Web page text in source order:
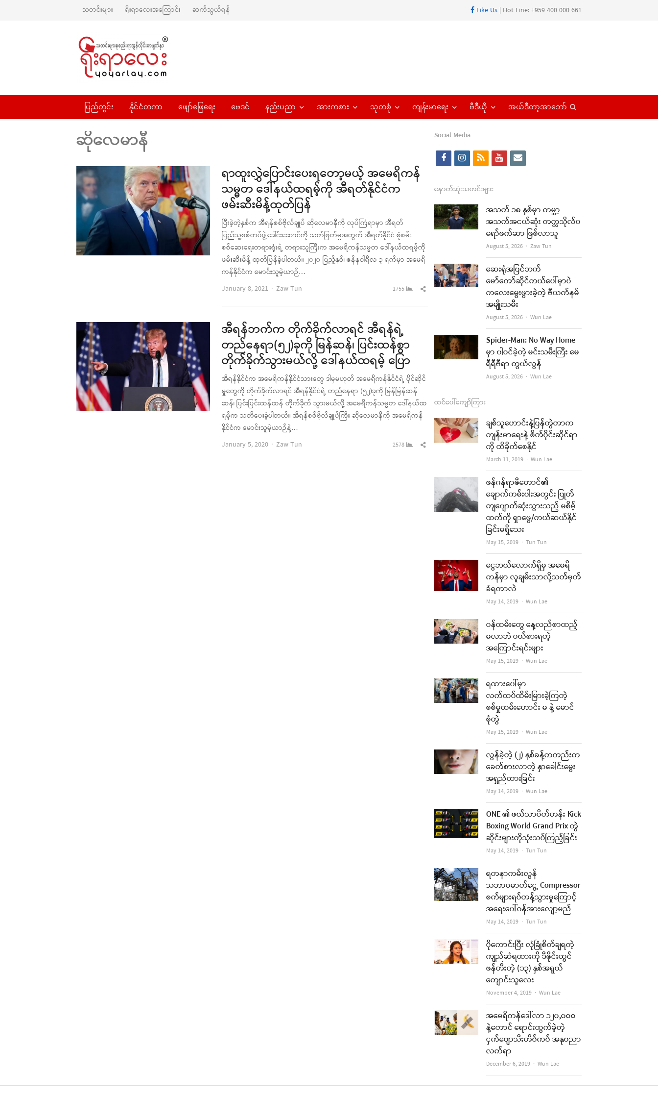
သတင်းများ ရိုးရာလေးအကြောင်း ဆက်သွယ်ရန် Like Us | Hot Line: +959 400 000 661
ပြည်တွင်း နိုင်ငံတကာ ဖျော်ဖြေရေး ဗေဒင် နည်းပညာ အားကစား သုတစုံ ကျန်းမာရေး ဗီဒီယို အယ်ဒီတာ့အာဘော်
ဆိုလေမာနီ
ရာထူးလွှဲပြောင်းပေးရတော့မယ့် အမေရိကန်
သမ္မတ ဒေါ်နယ်ထရမ့်ကို အီရတ်နိုင်ငံက
ဖမ်းဆီးမိန့်ထုတ်ပြန်
ပြီးခဲ့တဲ့နှစ်က အီရန်စစ်ဗိုလ်ချုပ် ဆိုလေမာနီကို လုပ်ကြံရာမှာ အီရတ်
ပြည်သူ့စစ်တပ်ဖွဲ့ခေါင်းဆောင်ကို သတ်ဖြတ်မှုအတွက် အီရတ်နိုင်ငံ စုံစမ်း
စစ်ဆေးရေးတရားရုံးရဲ့ တရားသူကြီးက အမေရိကန်သမ္မတ ဒေါ်နယ်ထရမ့်ကို
ဖမ်းဆီးမိန့် ထုတ်ပြန်ခဲ့ပါတယ်။ ၂၀၂၀ ပြည့်နှစ်၊ ဇန်နဝါရီလ ၃ ရက်မှာ အမေရိ
ကန်နိုင်ငံက မောင်းသူမဲ့ယာဉ်…
January 8, 2021
Author
Zaw Tun 1755
Share
post
အီရန်ဘက်က တိုက်ခိုက်လာရင် အီရန်ရဲ့
တည်နေရာ(၅၂)ခုကို မြန်ဆန်၊ ပြင်းထန်စွာ
တိုက်ခိုက်သွားမယ်လို့ ဒေါ်နယ်ထရမ့် ပြော
အီရန်နိုင်ငံက အမေရိကန်နိုင်ငံသားတွေ ဒါမှမဟုတ် အမေရိကန်နိုင်ငံရဲ့ ပိုင်ဆိုင်
မှုတွေကို တိုက်ခိုက်လာရင် အီရန်နိုင်ငံရဲ့ တည်နေရာ (၅၂)ခုကို မြန်မြန်ဆန်
ဆန်၊ ပြင်းပြင်းထန်ထန် တိုက်ခိုက် သွားမယ်လို့ အမေရိကန်သမ္မတ ဒေါ်နယ်ထ
ရမ့်က သတိပေးခဲ့ပါတယ်။ အီရန်စစ်ဗိုလ်ချုပ်ကြီး ဆိုလေမာနီကို အမေရိကန်
နိုင်ငံက မောင်းသူမဲ့ယာဉ်နဲ့…
January 5, 2020
Author
Zaw Tun 2578
Share
post
Social Media
f
c
e
b
k
i
s
t
a
a
m
r
s
y
t
u
b
e
e
l
နောက်ဆုံးသတင်းများ
အသက် ၁၈ နှစ်မှာ ကမ္ဘာ့
အသက်အငယ်ဆုံး တက္ကသိုလ်ပ
ရော်ဖက်ဆာ ဖြစ်လာသူ
August 5, 2026 Author
Zaw Tun
ဆေးရုံအပြင်ဘက်
မော်တော်ဆိုင်ကယ်ပေါ်မှာပဲ
ကလေးမွေးဖွားခဲ့တဲ့ ဗီယက်နမ်
အမျိုးသမီး
August 5, 2026 Author
Wun Lae
Spider-Man: No Way Home
မှာ ပါဝင်ခဲ့တဲ့ မင်းသမီးကြီး မေ
ရီရီဗီရာ ကွယ်လွန်
August 5, 2026 Author
Wun Lae
ထင်ပေါ်ကျော်ကြား
ချစ်သူဟောင်းနဲ့ပြန်တွဲတာက
ကျန်းမာရေးနဲ့ စိတ်ပိုင်းဆိုင်ရာ
ကို ထိခိုက်စေနိုင်
March 11, 2019 Author
Wun Lae
ဖန်ဂန်ရာဇီတောင်၏
ချောက်ကမ်းပါးအတွင်း ပြုတ်
ကျပျောက်ဆုံးသွားသည့် မစိမ့်
ထက်ကို ရှာဖွေ/ကယ်ဆယ်နိုင်
ခြင်းမရှိသေး
May 15, 2019 Author
Tun Tun
ငွေဘယ်လောက်ရှိမှ အမေရိ
ကန်မှာ လူချမ်းသာလို့သတ်မှတ်
ခံရတာလဲ
May 14, 2019 Author
Wun Lae
ဝန်ထမ်းတွေ နေ့လည်စာထည့်
မလာဘဲ ဝယ်စားရတဲ့
အကြောင်းရင်းများ
May 15, 2019 Author
Wun Lae
ရထားပေါ်မှာ
လက်ထပ်ထိမ်းမြားခဲ့ကြတဲ့
စစ်မှုထမ်းဟောင်း မ နဲ့ မောင်
စုံတွဲ
May 15, 2019 Author
Wun Lae
လွန်ခဲ့တဲ့ (၂) နှစ်ခန့်ကတည်းက
ခေတ်စားလာတဲ့ နှာခေါင်းမွေး
အရှည်ထားခြင်း
May 14, 2019 Author
Wun Lae
ONE ၏ ဖယ်သာဝိတ်တန်း Kick
Boxing World Grand Prix တွဲ
ဆိုင်းများကိုသုံးသပ်ကြည့်ခြင်း
May 14, 2019 Author
Tun Tun
ရတနာကမ်းလွန်
သဘာဝဓာတ်ငွေ့ Compressor
စက်များရပ်တန့်သွားမှုကြောင့်
အရေးပေါ်ဝန်အားလျော့မည်
May 14, 2019 Author
Tun Tun
ပိုကောင်းပြီး လုံခြုံစိတ်ချရတဲ့
ကျည်ဆံရထားကို ဒီဇိုင်းထွင်
ဖန်တီးတဲ့ (၁၃) နှစ်အရွယ်
ကျောင်းသူလေး
November 4, 2019 Author
Wun Lae
အမေရိကန်ဒေါ်လာ ၁၂၀,၀၀၀
နဲ့တောင် ရောင်းထွက်ခဲ့တဲ့
ငှက်ပျောသီးတိပ်ကပ် အနုပညာ
လက်ရာ
December 6, 2019 Author
Wun Lae